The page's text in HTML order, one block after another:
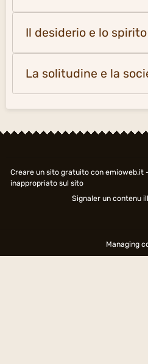
Il desiderio e lo spirito
La solitudine e la
Creare un sito gratuito con emioweb.it -
inappropriato sul sito
Signaler un contenu
Managing